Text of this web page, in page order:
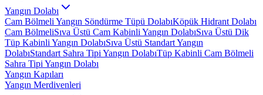
Yangın Dolabı
Cam Bölmeli Yangın Söndürme Tüpü DolabıKöpük Hidrant Dolabı
Cam BölmeliSıva Üstü Cam Kabinli Yangın DolabıSıva Üstü Dik
Tüp Kabinli Yangın DolabıSıva Üstü Standart Yangın
DolabıStandart Sahra Tipi Yangın DolabıTüp Kabinli Cam Bölmeli
Sahra Tipi Yangın Dolabı
Yangın Kapıları
Yangın Merdivenleri